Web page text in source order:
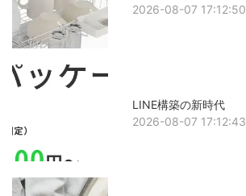
2026-08-07 17:12:50
LINE構築の新時代
2026-08-07 17:12:43